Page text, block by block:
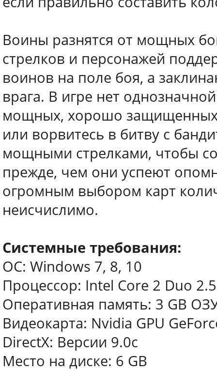
Воины разнятся от мощных
стрелков и персонажей
воинов на поле боя, а
врага. В игре нет
мощных, хорошо защищенных
или ворвитесь в битву с
мощными стрелками, чтобы
прежде, чем они успеют
огромным выбором карт
неисчислимо.
Системные требования:
ОС: Windows 7, 8, 10
Процессор: Intel Core 2 Duo
Оперативная память: 3 GB
Видеокарта: Nvidia GPU
DirectX: Версии 9.0c
Место на диске: 6 GB